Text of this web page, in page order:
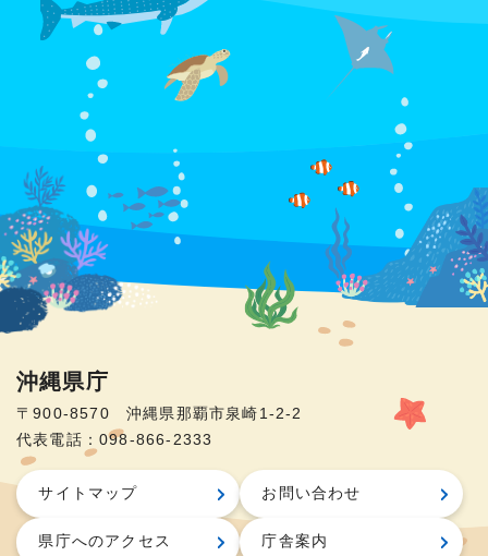
沖縄県庁
〒900-8570 沖縄県那覇市泉崎1-2-2
代表電話：098-866-2333
サイトマップ お問い合わせ
県庁へのアクセス 庁舎案内